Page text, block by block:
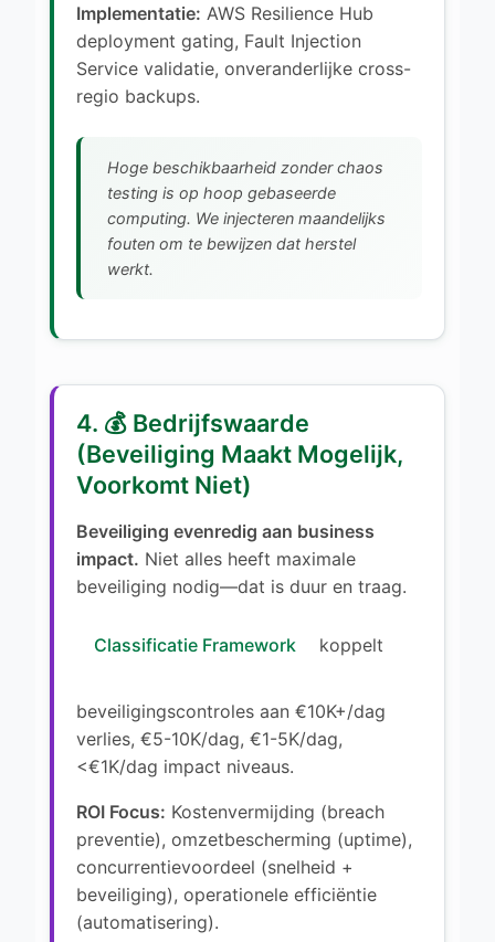
Implementatie: AWS Resilience Hub
deployment gating, Fault Injection
Service validatie, onveranderlijke cross-
regio backups.
Hoge beschikbaarheid zonder chaos
testing is op hoop gebaseerde
computing. We injecteren maandelijks
fouten om te bewijzen dat herstel
werkt.
4. 💰 Bedrijfswaarde
(Beveiliging Maakt Mogelijk,
Voorkomt Niet)
Beveiliging evenredig aan business
impact. Niet alles heeft maximale
beveiliging nodig—dat is duur en traag.
Classificatie Framework koppelt
beveiligingscontroles aan €10K+/dag
verlies, €5-10K/dag, €1-5K/dag,
<€1K/dag impact niveaus.
ROI Focus: Kostenvermijding (breach
preventie), omzetbescherming (uptime),
concurrentievoordeel (snelheid +
beveiliging), operationele efficiëntie
(automatisering).